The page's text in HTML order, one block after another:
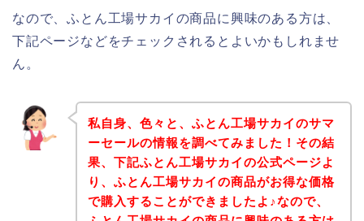
なので、ふとん工場サカイの商品に興味のある方は、
下記ページなどをチェックされるとよいかもしれませ
ん。
私自身、色々と、ふとん工場サカイのサマ
ーセールの情報を調べてみました！その結
果、下記ふとん工場サカイの公式ページよ
り、ふとん工場サカイの商品がお得な価格
で購入することができましたよ♪なので、